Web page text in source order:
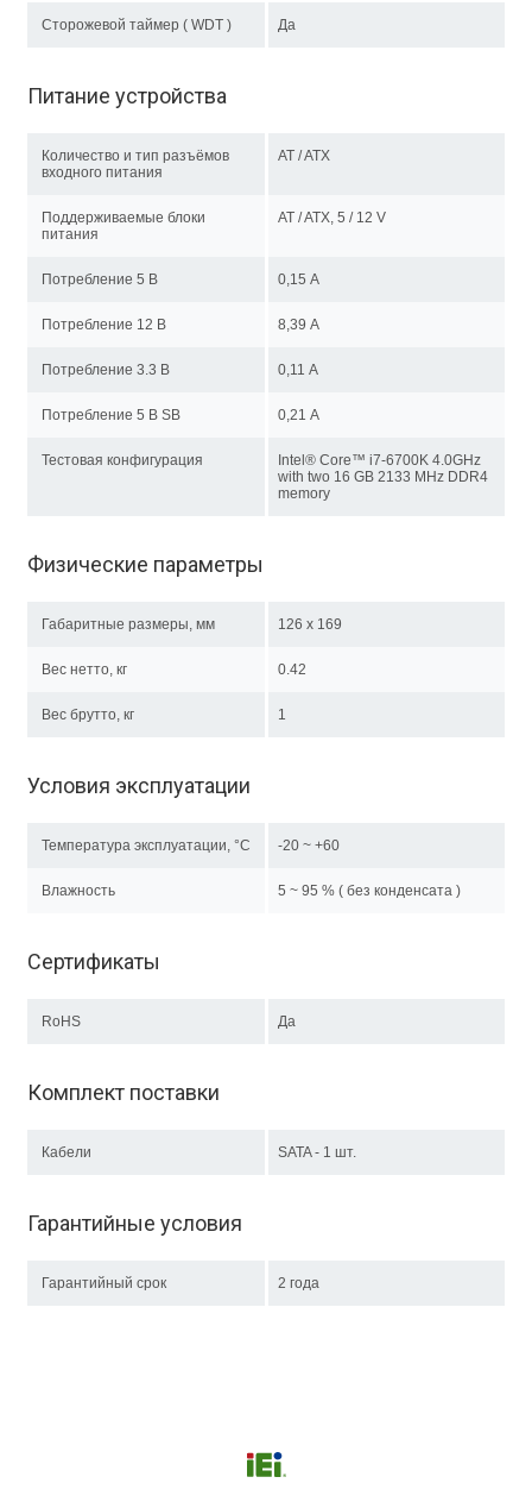
Сторожевой таймер ( WDT ) Да
Питание устройства
Количество и тип разъёмов
входного питания
AT / ATX
Поддерживаемые блоки
питания
AT / ATX, 5 / 12 V
Потребление 5 В 0,15 А
Потребление 12 В 8,39 А
Потребление 3.3 В 0,11 А
Потребление 5 В SB 0,21 А
Тестовая конфигурация
Intel® Core™ i7-6700K 4.0GHz
with two 16 GB 2133 MHz DDR4
memory
Физические параметры
Габаритные размеры, мм 126 x 169
Вес нетто, кг 0.42
Вес брутто, кг 1
Условия эксплуатации
Температура эксплуатации, °C -20 ~ +60
Влажность 5 ~ 95 % ( без конденсата )
Сертификаты
RoHS Да
Комплект поставки
Кабели SATA - 1 шт.
Гарантийные условия
Гарантийный срок 2 года